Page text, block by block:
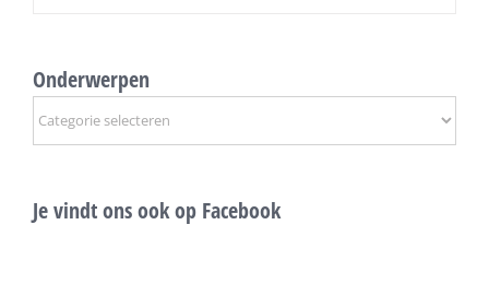
Onderwerpen
Onderwerpen
Je vindt ons ook op Facebook